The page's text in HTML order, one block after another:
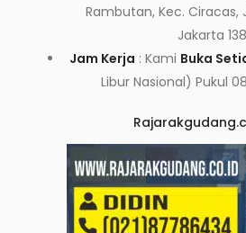
Rambutan, Kec. Ciracas,
Jakarta
Jam Kerja : Kami Buka
Libur Nasional) Pukul